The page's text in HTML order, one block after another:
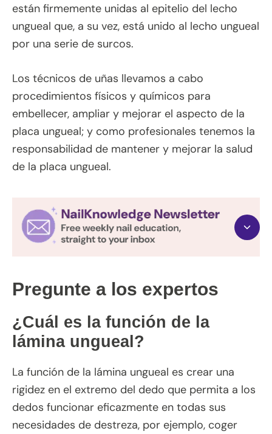
están firmemente unidas al epitelio del lecho
ungueal que, a su vez, está unido al lecho ungueal
por una serie de surcos.
Los técnicos de uñas llevamos a cabo
procedimientos físicos y químicos para
embellecer, ampliar y mejorar el aspecto de la
placa ungueal; y como profesionales tenemos la
responsabilidad de mantener y mejorar la salud
de la placa ungueal.
Pregunte a los expertos
¿Cuál es la función de la
lámina ungueal?
La función de la lámina ungueal es crear una
rigidez en el extremo del dedo que permita a los
dedos funcionar eficazmente en todas sus
necesidades de destreza, por ejemplo, coger